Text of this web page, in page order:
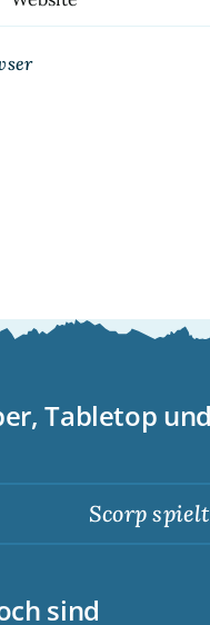
Tabletop
Scorp spielt
sind